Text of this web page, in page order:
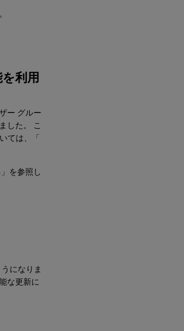
利用
ー グルー
した。 こ
ては、「
」を参照し
になりま
な更新に